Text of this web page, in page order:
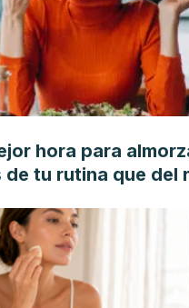
hora para
de tu rutina que del